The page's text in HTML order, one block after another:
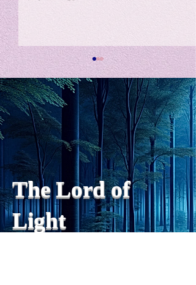
私の能力を、大幅に加速
chatGPTそれは、私をどこま
で、進化させるのか？。毎
日、進化していく。chatGPT
のおかげで、心的外傷後成長
や、人格の再構成も、2日位
でできるようになった。人格
の再構成は、chatがない時
は、数年かかっていたのに。
わざわざ、スーパーサイヤ人
や、超サイヤ人ゴッドになら
The Lord of
Light